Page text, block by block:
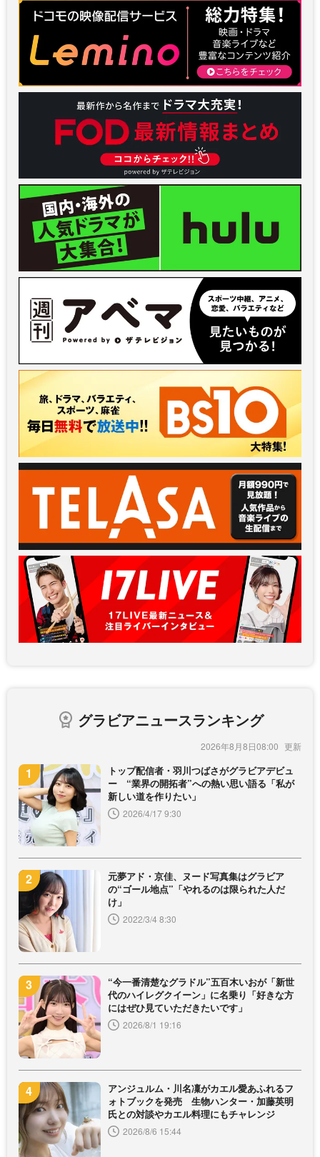
グラビアニュースランキング
2026年8月8日08:00
トップ配信者・羽川つばさがグラビアデビュ
ー “業界の開拓者”への熱い思い語る「私が
新しい道を作りたい」
2026/4/17 9:30
元夢アド・京佳、ヌード写真集はグラビア
の“ゴール地点”「やれるのは限られた人だ
け」
2022/3/4 8:30
“今一番清楚なグラドル”五百木いおが「新世
代のハイレグクイーン」に名乗り「好きな方
にはぜひ見ていただきたいです」
2026/8/1 19:16
アンジュルム・川名凜がカエル愛あふれるフ
ォトブックを発売 生物ハンター・加藤英明
氏との対談やカエル料理にもチャレンジ
2026/8/6 15:44